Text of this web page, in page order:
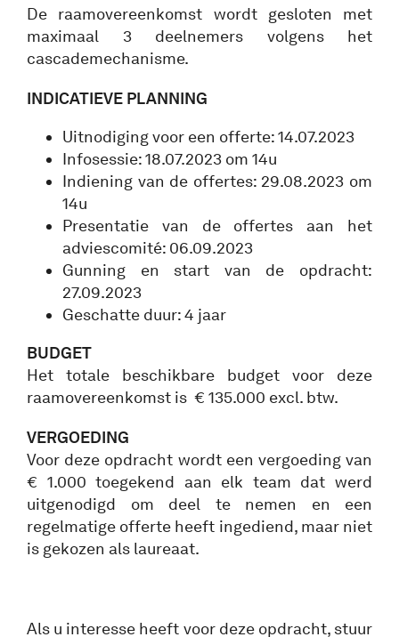
De raamovereenkomst wordt gesloten met
maximaal 3 deelnemers volgens het
cascademechanisme.
INDICATIEVE PLANNING
Uitnodiging voor een offerte: 14.07.2023
Infosessie: 18.07.2023 om 14u
Indiening van de offertes: 29.08.2023 om
14u
Presentatie van de offertes aan het
adviescomité: 06.09.2023
Gunning en start van de opdracht:
27.09.2023
Geschatte duur: 4 jaar
BUDGET
Het totale beschikbare budget voor deze
raamovereenkomst is € 135.000 excl. btw.
VERGOEDING
Voor deze opdracht wordt een vergoeding van
€ 1.000 toegekend aan elk team dat werd
uitgenodigd om deel te nemen en een
regelmatige offerte heeft ingediend, maar niet
is gekozen als laureaat.
Als u interesse heeft voor deze opdracht, stuur